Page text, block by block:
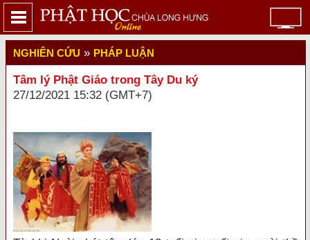
NGHIÊN CỨU » PHÁP LUẬN
Tâm lý Phật Giáo trong Tây Du ký
27/12/2021 15:32 (GMT+7)